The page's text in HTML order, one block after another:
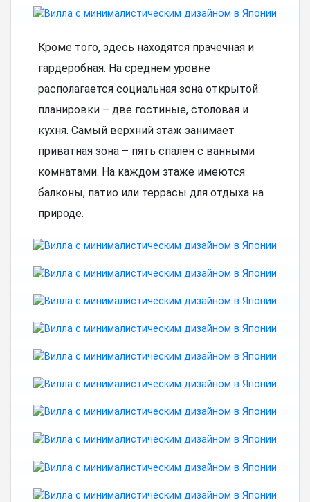
Кроме того, здесь находятся прачечная и
гардеробная. На среднем уровне
располагается социальная зона открытой
планировки – две гостиные, столовая и
кухня. Самый верхний этаж занимает
приватная зона – пять спален с ванными
комнатами. На каждом этаже имеются
балконы, патио или террасы для отдыха на
природе.